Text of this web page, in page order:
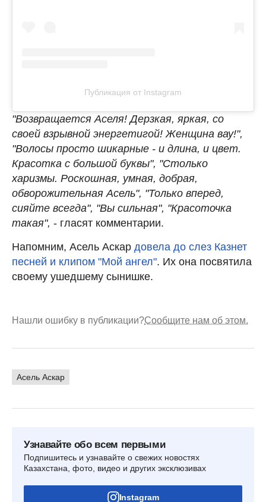
Публикация от Instagram
"Возвращается Аселя! Дерзкая, яркая, со
своей взрывной энергетигой! Женщина вау!",
"Волосы просто шикарные - и длина, и цвет.
Красотка с большой буквы", "Столько
харизмы. Роскошная, умная, добрая,
обворожительная Асель", "Только вперед,
сияйте всегда", "Вы сильная", "Красоточка
такая", - гласят комментарии.
Напомним, Асель Аскар довела до слез Казнет
песней и клипом "Мой ангел". Их она посвятила
своему ушедшему сынишке.
Нашли ошибку в публикации?Сообщите нам об этом.
Асель Аскар
Узнавайте обо всем первыми
Подпишитесь и узнавайте о свежих новостях
Казахстана, фото, видео и других эксклюзивах
Instagram